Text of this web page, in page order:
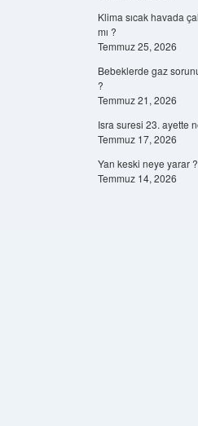
Klima sıcak havada
mı ?
Temmuz 25, 2026
Bebeklerde gaz
?
Temmuz 21, 2026
Isra suresi 23. ayette
Temmuz 17, 2026
Yan keski neye yarar ?
Temmuz 14, 2026